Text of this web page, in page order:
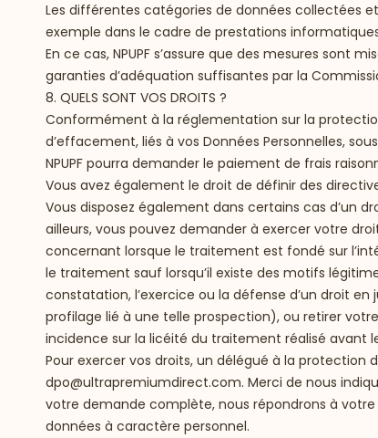
Les différentes catégories de données collectées
exemple dans le cadre de prestations
En ce cas, NPUPF s’assure que des mesures sont
garanties d’adéquation suffisantes par la
8. QUELS SONT VOS DROITS ?
Conformément à la réglementation sur la
d’effacement, liés à vos Données Personnelles,
NPUPF pourra demander le paiement de frais
Vous avez également le droit de définir des
Vous disposez également dans certains cas d’un
ailleurs, vous pouvez demander à exercer votre
concernant lorsque le traitement est fondé sur
le traitement sauf lorsqu’il existe des motifs
constatation, l’exercice ou la défense d’un droit
profilage lié à une telle prospection), ou retirer
incidence sur la licéité du traitement réalisé avant
Pour exercer vos droits, un délégué à la protection
dpo@ultrapremiumdirect.com. Merci de nous
votre demande complète, nous répondrons à
données à caractère personnel.